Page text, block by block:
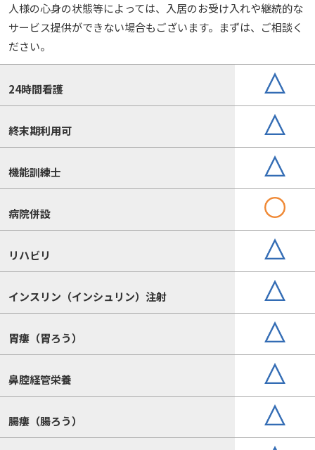
人様の心身の状態等によっては、入居のお受け入れや継続的な
サービス提供ができない場合もございます。まずは、ご相談く
ださい。
24時間看護
終末期利用可
機能訓練士
病院併設
リハビリ
インスリン（インシュリン）注射
胃瘻（胃ろう）
鼻腔経管栄養
腸瘻（腸ろう）